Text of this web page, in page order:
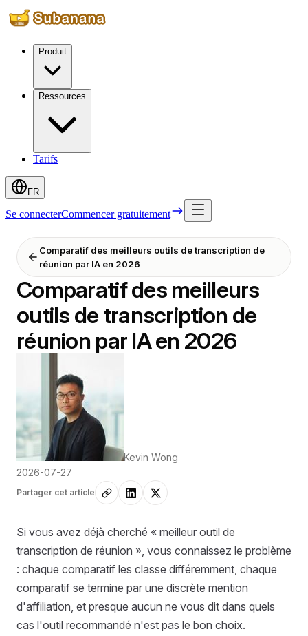
Produit
Ressources
Tarifs
FR
Se connecterCommencer gratuitement
Comparatif des meilleurs outils de transcription de
réunion par IA en 2026
Comparatif des meilleurs
outils de transcription de
réunion par IA en 2026
Kevin Wong
2026-07-27
Partager cet article
Si vous avez déjà cherché « meilleur outil de
transcription de réunion », vous connaissez le problème
: chaque comparatif les classe différemment, chaque
comparatif se termine par une discrète mention
d'affiliation, et presque aucun ne vous dit dans quels
cas l'outil recommandé n'est pas le bon choix.